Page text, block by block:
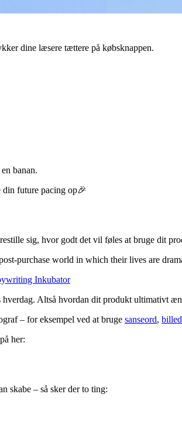
dine læsere tættere på købsknappen.
banan.
din future pacing op🎉
sig, hvor godt det vil føles at bruge dit
purchase world in which their lives are
Inkubator
Altså hvordan dit produkt ultimativt
– for eksempel ved at bruge sanseord,
her:
skabe – så sker der to ting: